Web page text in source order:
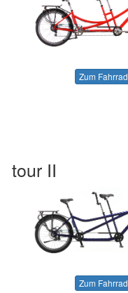
Zum Fahrrad
tour II
Zum Fahrrad